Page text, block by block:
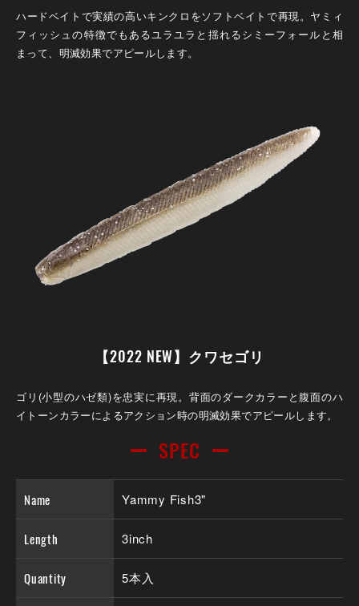
ハードベイトで実績の高いキンクロをソフトベイトで再現。ヤミィ
フィッシュの特徴でもあるユラユラと揺れるシミーフォールと相
まって、明滅効果でアピールします。
【2022 NEW】クワセゴリ
ゴリ(小型のハゼ類)を忠実に再現。背面のダークカラーと腹面のハ
イトーンカラーによるアクション時の明滅効果でアピールします。
SPEC
Name Yammy Fish3"
Length 3inch
Quantity 5本入